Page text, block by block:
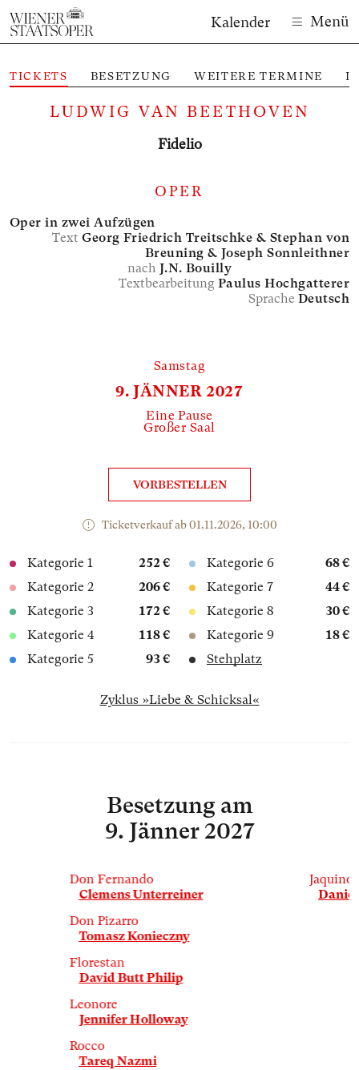
Kalender Menü
TICKETS BESETZUNG WEITERE TERMINE
LUDWIG VAN BEETHOVEN
Fidelio
OPER
Oper in zwei Aufzügen
TextGeorg Friedrich Treitschke & Stephan von
Breuning &Joseph Sonnleithner
nach J.N. Bouilly
TextbearbeitungPaulus Hochgatterer
Sprache Deutsch
Samstag
9. JÄNNER 2027
Eine Pause
Großer Saal
VORBESTELLEN
Ticketverkauf ab 01.11.2026, 10:00
Kategorie 1
252 €
Kategorie 2
206 €
Kategorie 3
172 €
Kategorie 4
118 €
Kategorie 5
93 €
Kategorie 6
68 €
Kategorie 7
44 €
Kategorie 8
30 €
Kategorie 9
18 €
Stehplatz
Zyklus »Liebe & Schicksal«
Besetzung am
9. Jänner 2027
Don Fernando
Clemens Unterreiner
Don Pizarro
Tomasz Konieczny
Florestan
David Butt Philip
Leonore
Jennifer Holloway
Rocco
Tareq Nazmi
Jaquino
Daniel